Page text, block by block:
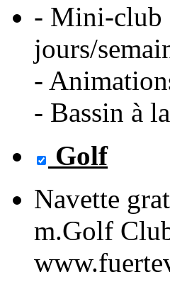
- Mini-club
jours/
-
- Bassin à
Golf
Navette
m.Golf